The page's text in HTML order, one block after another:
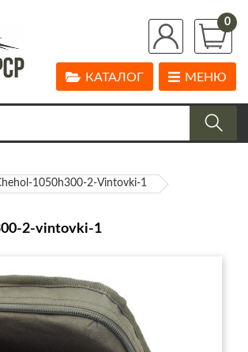
0
МЕНЮ
КАТАЛОГ
1050h300-2-Vintovki-1
2-vintovki-1